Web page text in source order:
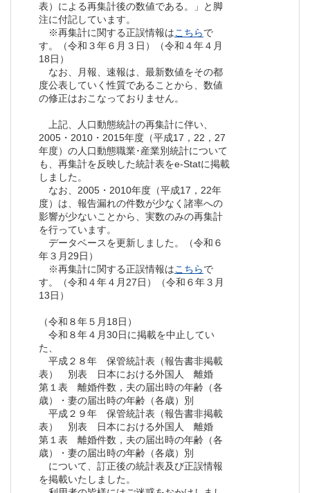
表）による再集計後の数値である。」と脚
注に付記しています。
※再集計に関する正誤情報はこちらで
す。（令和３年６月３日）（令和４年４月
18日）
なお、月報、速報は、最新数値をその都
度公表していく性質であることから、数値
の修正はおこなっておりません。
上記、人口動態統計の再集計に伴い、
2005・2010・2015年度（平成17，22，27
年度）の人口動態職業･産業別統計について
も、再集計を反映した統計表をe-Statに掲載
しました。
なお、2005・2010年度（平成17，22年
度）は、報告漏れの件数が少なく諸率への
影響が少ないことから、実数のみの再集計
を行っています。
データベースを更新しました。（令和６
年３月29日）
※再集計に関する正誤情報はこちらで
す。（令和４年４月27日）（令和６年３月
13日）
（令和８年５月18日）
令和８年４月30日に掲載を中止してい
た、
平成２８年 保管統計表（報告書非掲載
表） 別表 日本における外国人 離婚
第１表 離婚件数，夫の届出時の年齢（各
歳）・妻の届出時の年齢（各歳）別
平成２９年 保管統計表（報告書非掲載
表） 別表 日本における外国人 離婚
第１表 離婚件数，夫の届出時の年齢（各
歳）・妻の届出時の年齢（各歳）別
について、訂正後の統計表及び正誤情報
を掲載いたしました。